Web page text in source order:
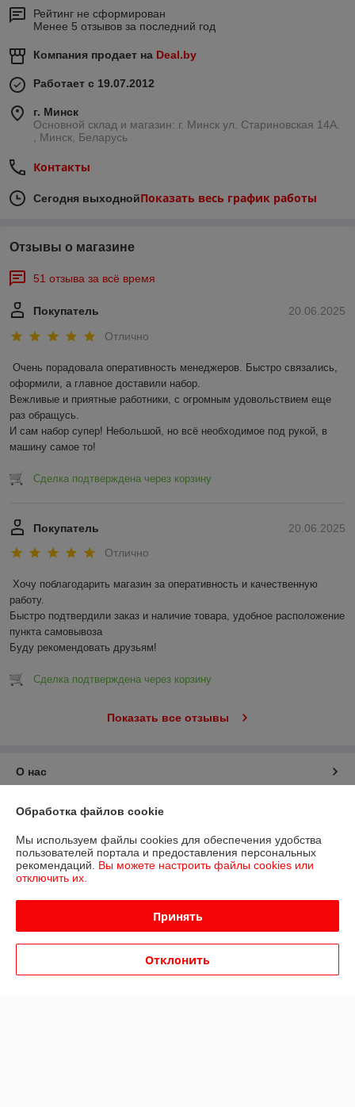
Рейтинг не сформирован
Менее 5 отзывов за последний год
Компания продает на Deal.by
Работает с 19.07.2012
г. Минск
Основной склад и магазин: г. Минск ул. Стариновская 14А.
, Минск, Беларусь
Контакты
Сегодня выходнойПоказать весь график работы
Отзывы о магазине
51 отзыва за всё время
20.06.2025
Покупатель
Отлично
Очень порадовала оперативность менеджеров. Быстро связались,
оформили, а главное доставили набор.
Вежливые и приятные работники, с огромным удовольствием еще
раз обращусь.
И сам набор супер! Небольшой, но всё необходимое под рукой, в
машину самое то!
Сделка подтверждена через корзину
20.06.2025
Покупатель
Отлично
Хочу поблагодарить магазин за оперативность и качественную
работу.
Быстро подтвердили заказ и наличие товара, удобное расположение
пункта самовывоза
Буду рекомендовать друзьям!
Сделка подтверждена через корзину
Показать все отзывы
О нас
Контакты
Доставка и оплата
График работы
Политика обработки cookies
Обработка файлов cookie
Мы используем файлы cookies для обеспечения удобства
пользователей портала и предоставления персональных
рекомендаций. Вы можете настроить файлы cookies или
отключить их.
Принять
Отклонить